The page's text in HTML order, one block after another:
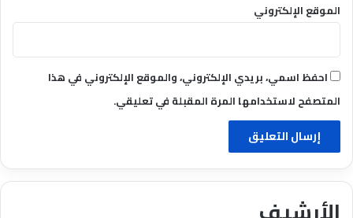
الموقع الإلكتروني
احفظ اسمي، بريدي الإلكتروني، والموقع الإلكتروني في هذا
المتصفح لاستخدامها المرة المقبلة في تعليقي.